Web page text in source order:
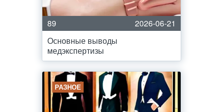
89
2026-06-21
Основные выводы
медэкспертизы
РАЗНОЕ